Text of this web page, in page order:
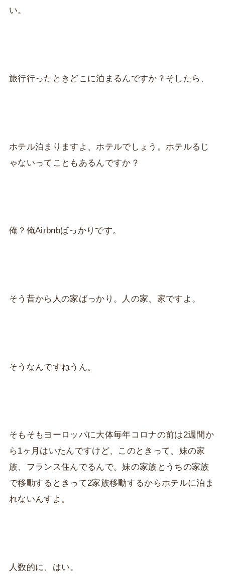
い。
旅行行ったときどこに泊まるんですか？そしたら、
ホテル泊まりますよ、ホテルでしょう。ホテルるじ
ゃないってこともあるんですか？
俺？俺Airbnbばっかりです。
そう昔から人の家ばっかり。人の家、家ですよ。
そうなんですねうん。
そもそもヨーロッパに大体毎年コロナの前は2週間か
ら1ヶ月はいたんですけど、このときって、妹の家
族、フランス住んでるんで。妹の家族とうちの家族
で移動するときって2家族移動するからホテルに泊ま
れないんすよ。
人数的に、はい。